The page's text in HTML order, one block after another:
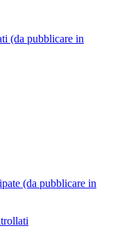
(da pubblicare in
(da pubblicare in